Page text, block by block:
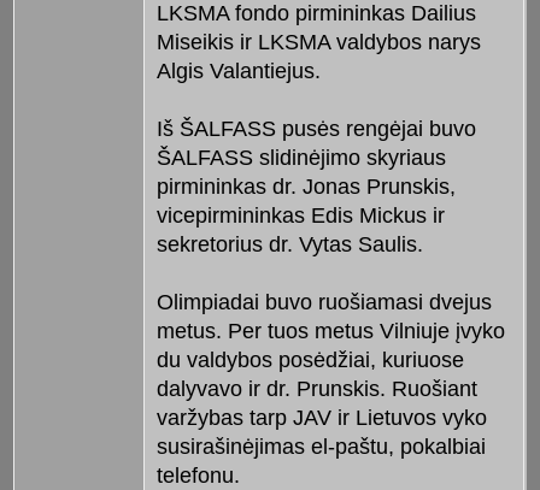
LKSMA fondo pirmininkas Dailius
Miseikis ir LKSMA valdybos narys
Algis Valantiejus.
Iš ŠALFASS pusės rengėjai buvo
ŠALFASS slidinėjimo skyriaus
pirmininkas dr. Jonas Prunskis,
vicepirmininkas Edis Mickus ir
sekretorius dr. Vytas Saulis.
Olimpiadai buvo ruošiamasi dvejus
metus. Per tuos metus Vilniuje įvyko
du valdybos posėdžiai, kuriuose
dalyvavo ir dr. Prunskis. Ruošiant
varžybas tarp JAV ir Lietuvos vyko
susirašinėjimas el-paštu, pokalbiai
telefonu.